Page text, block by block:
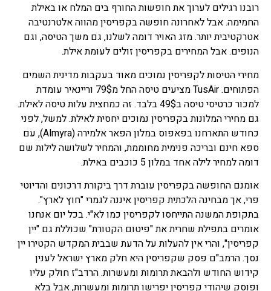
רובנו רגילים לערוך את חופשות החורף בים המלח או באילת
החמימה. אבל לאחרונה חופשה בקפריסין מהווה אלטרנטיבה
אטרקטיבית יותר. מזג האויר דומה לשלנו, גם משך הטיסה, וגם
הנופים. אבל המחירים בקפריסין זולים לעומת אילת.
מחירי הטיסות לקפריסין נמוכים מאוד בעקבות מדינית השמים
הפתוחים. TusAir מציעים טיסה החל מ79$ וריינאיר עומדת
למכור כרטיסי טיסה ב49$ בלבד. זה כמחצית עלות טיסה לאילת.
גם מחירי המלונות בקפריסין נמוכים יחסית לאילת. למשל, לפני
כחודש התארחנו בפאפוס במלון הפאר אלמירה (Almyra), עם
ספא חינם ובריכה פנימית מחוממת, והמחיר לשלושה לילות שם
דומה למחיר לילה אחד במלון 5 כוכבים באילת.
אומנם החופשה בקפריסין עוברת דרך ביקורת דרכונים והדיוטי
פרי, אך מבחינה הלכתית קפריסין איננה לגמרי "חוץ לארץ".
בתקופת המשנה התייחסו לקפריסין כמו לא"י. בכל יום אנחנו
אומרים בתפילת שחרית את "פיטום הקטורת" שכוללת גם "יין
קפריסין", והרי אין להעלות על הדעת שבבית המקדש הקטירו יין
נסך. הרמב"ם פסק שקפריסין היא חלק מארץ ישראל לענין
קידוש החודש ולהבאת תרומות ומעשרות. הרדב"ז חולק עליו
ופוסק שיהודי קפריסין יפרישו תרומות ומעשרות, אבל בלא